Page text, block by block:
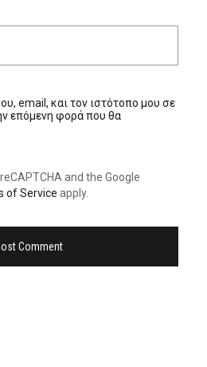
email, και τον ιστότοπο μου σε
επόμενη φορά που θα
and the Google
of Service apply.